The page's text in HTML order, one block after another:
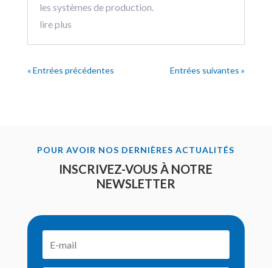
les systèmes de production.
lire plus
« Entrées précédentes Entrées suivantes »
POUR AVOIR NOS DERNIÈRES ACTUALITÉS
INSCRIVEZ-VOUS À NOTRE
NEWSLETTER